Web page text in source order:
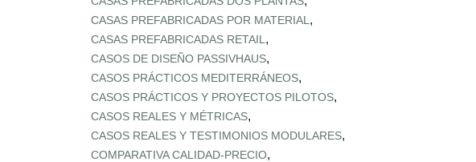
CASAS PREFABRICADAS POR MATERIAL ,
CASAS PREFABRICADAS RETAIL ,
CASOS DE DISEÑO PASSIVHAUS,
CASOS PRÁCTICOS MEDITERRÁNEOS,
CASOS PRÁCTICOS Y PROYECTOS PILOTOS,
CASOS REALES Y MÉTRICAS,
CASOS REALES Y TESTIMONIOS MODULARES,
COMPARATIVA CALIDAD‑PRECIO,